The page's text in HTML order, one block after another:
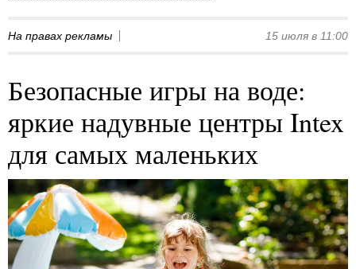
На правах рекламы 15 июля в 11:00
Безопасные игры на воде:
яркие надувные центры Intex
для самых маленьких